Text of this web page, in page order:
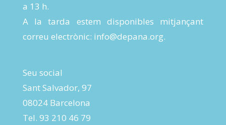
a 13 h.
A la tarda estem disponibles mitjançant
correu electrònic: info@depana.org.
Seu social
Sant Salvador, 97
08024 Barcelona
Tel. 93 210 46 79